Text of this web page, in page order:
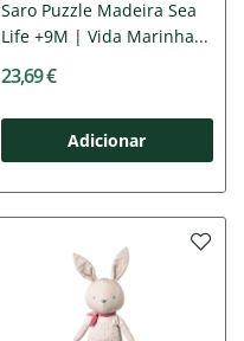
Saro Puzzle Madeira Sea
Life +9M | Vida Marinha...
23,69 €
Adicionar